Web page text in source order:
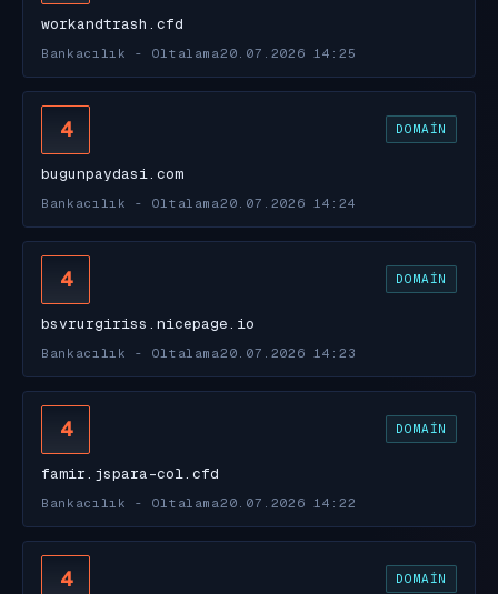
workandtrash.cfd
Bankacılık - Oltalama20.07.2026 14:25
4 DOMAIN
bugunpaydasi.com
Bankacılık - Oltalama20.07.2026 14:24
4 DOMAIN
bsvrurgiriss.nicepage.io
Bankacılık - Oltalama20.07.2026 14:23
4 DOMAIN
famir.jspara-col.cfd
Bankacılık - Oltalama20.07.2026 14:22
4 DOMAIN